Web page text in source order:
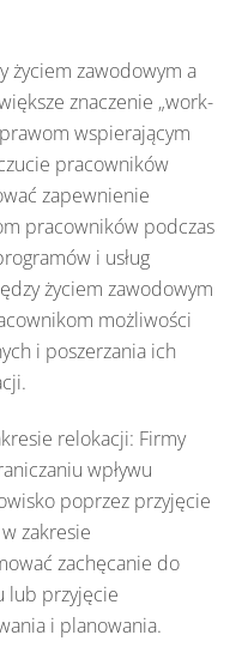
życiem zawodowym a
znaczenie „work-
wspierającym
pracowników
zapewnienie
pracowników podczas
i usług
życiem zawodowym
możliwości
i poszerzania ich
relokacji: Firmy
wpływu
poprzez przyjęcie
zakresie
zachęcanie do
lub przyjęcie
i planowania.